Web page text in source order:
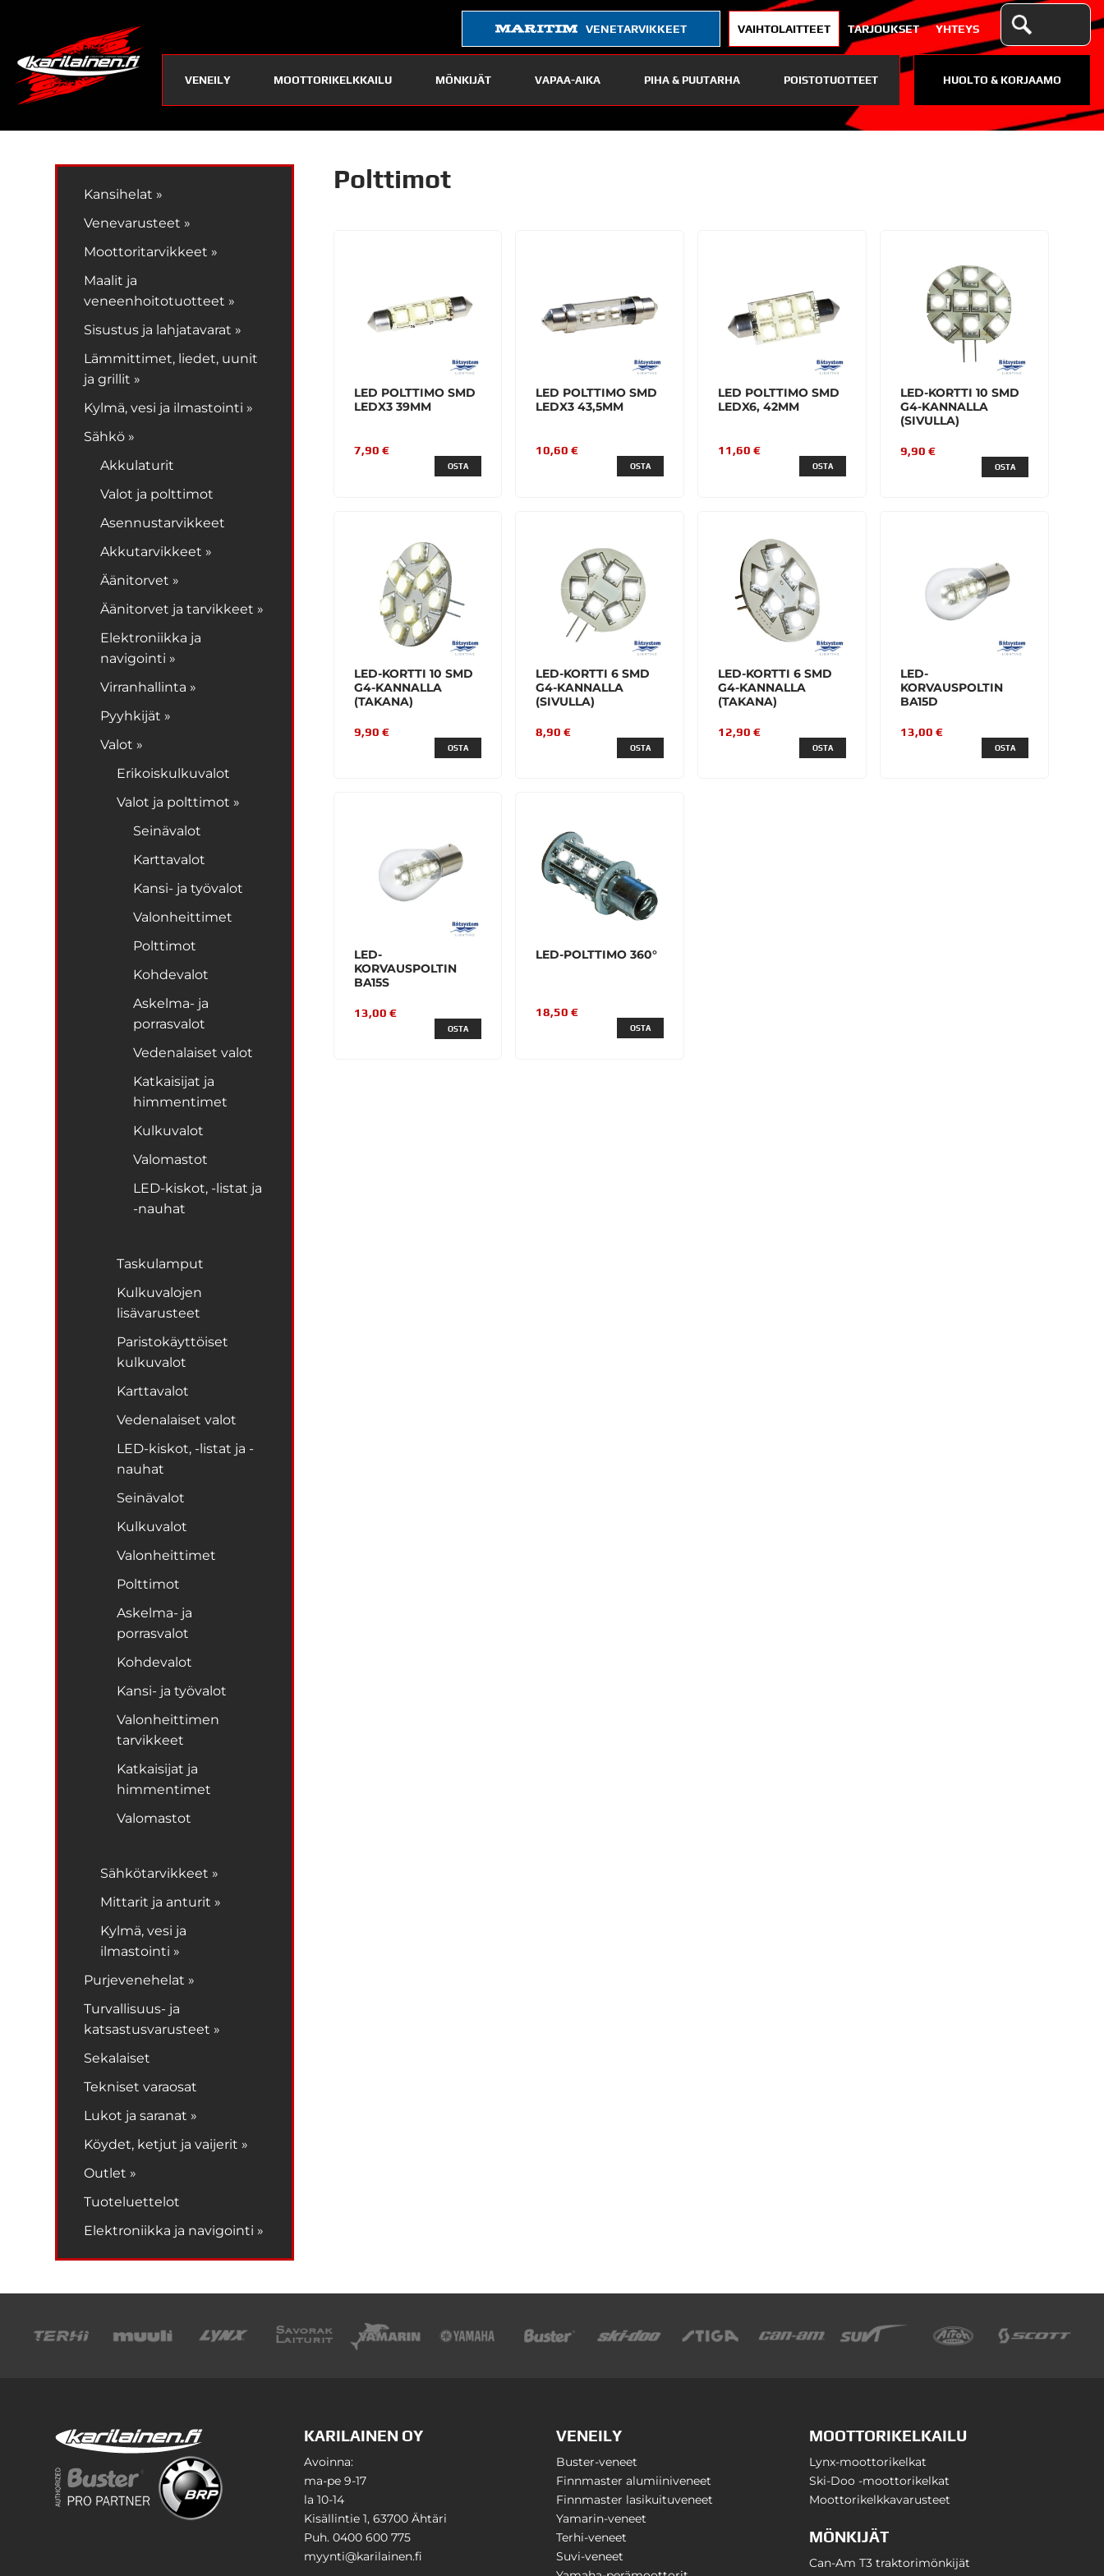
VENETARVIKKEET VAIHTOLAITTEET TARJOUKSET YHTEYS
VENEILY MOOTTORIKELKKAILU MÖNKIJÄT VAPAA-AIKA PIHA & PUUTARHA POISTOTUOTTEET HUOLTO & KORJAAMO
Kansihelat »
Venevarusteet »
Moottoritarvikkeet »
Maalit ja
veneenhoitotuotteet »
Sisustus ja lahjatavarat »
Lämmittimet, liedet, uunit
ja grillit »
Kylmä, vesi ja ilmastointi »
Sähkö »
Akkulaturit
Valot ja polttimot
Asennustarvikkeet
Akkutarvikkeet »
Äänitorvet »
Äänitorvet ja tarvikkeet »
Elektroniikka ja
navigointi »
Virranhallinta »
Pyyhkijät »
Valot »
Erikoiskulkuvalot
Valot ja polttimot »
Seinävalot
Karttavalot
Kansi- ja työvalot
Valonheittimet
Polttimot
Kohdevalot
Askelma- ja
porrasvalot
Vedenalaiset valot
Katkaisijat ja
himmentimet
Kulkuvalot
Valomastot
LED-kiskot, -listat ja
-nauhat
Taskulamput
Kulkuvalojen
lisävarusteet
Paristokäyttöiset
kulkuvalot
Karttavalot
Vedenalaiset valot
LED-kiskot, -listat ja -
nauhat
Seinävalot
Kulkuvalot
Valonheittimet
Polttimot
Askelma- ja
porrasvalot
Kohdevalot
Kansi- ja työvalot
Valonheittimen
tarvikkeet
Katkaisijat ja
himmentimet
Valomastot
Sähkötarvikkeet »
Mittarit ja anturit »
Kylmä, vesi ja
ilmastointi »
Purjevenehelat »
Turvallisuus- ja
katsastusvarusteet »
Sekalaiset
Tekniset varaosat
Lukot ja saranat »
Köydet, ketjut ja vaijerit »
Outlet »
Tuoteluettelot
Elektroniikka ja navigointi »
Polttimot
LED POLTTIMO SMD
LEDX3 39MM
7,90 €
OSTA
LED POLTTIMO SMD
LEDX3 43,5MM
10,60 €
OSTA
LED POLTTIMO SMD
LEDX6, 42MM
11,60 €
OSTA
LED-KORTTI 10 SMD
G4-KANNALLA
(SIVULLA)
9,90 €
OSTA
LED-KORTTI 10 SMD
G4-KANNALLA
(TAKANA)
9,90 €
OSTA
LED-KORTTI 6 SMD
G4-KANNALLA
(SIVULLA)
8,90 €
OSTA
LED-KORTTI 6 SMD
G4-KANNALLA
(TAKANA)
12,90 €
OSTA
LED-
KORVAUSPOLTIN
BA15D
13,00 €
OSTA
LED-
KORVAUSPOLTIN
BA15S
13,00 €
OSTA
LED-POLTTIMO 360°
18,50 €
OSTA
KARILAINEN OY
Avoinna:
ma-pe 9-17
la 10-14
Kisällintie 1, 63700 Ähtäri
Puh. 0400 600 775
myynti@karilainen.fi
VENEILY
Buster-veneet
Finnmaster alumiiniveneet
Finnmaster lasikuituveneet
Yamarin-veneet
Terhi-veneet
Suvi-veneet
MOOTTORIKELKAILU
Lynx-moottorikelkat
Ski-Doo -moottorikelkat
Moottorikelkkavarusteet
MÖNKIJÄT
Can-Am T3 traktorimönkijät